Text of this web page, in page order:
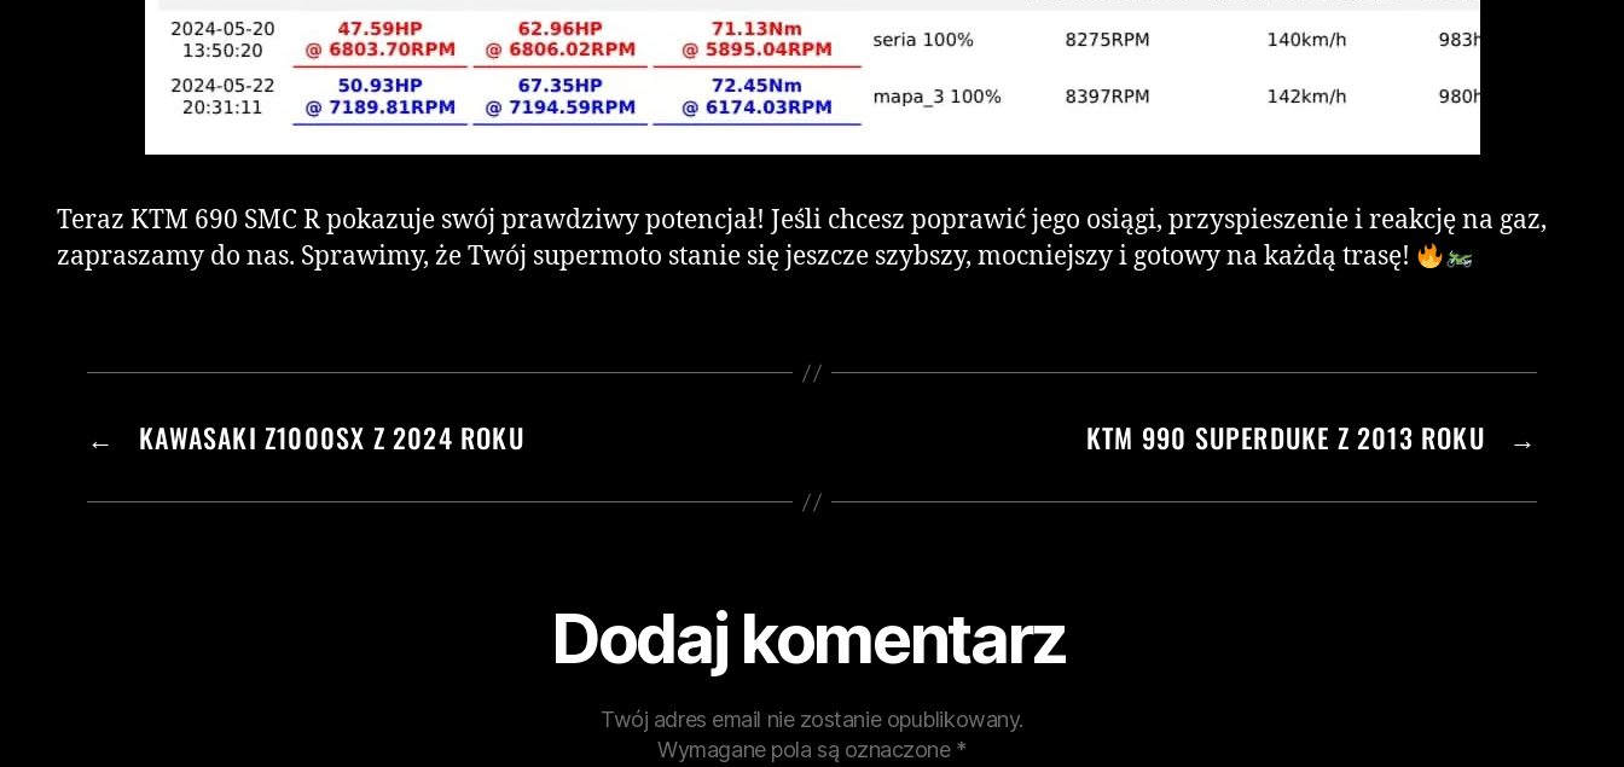
Teraz KTM 690 SMC R pokazuje swój prawdziwy potencjał! Jeśli chcesz poprawić jego osiągi, przyspieszenie i reakcję na gaz,
zapraszamy do nas. Sprawimy, że Twój supermoto stanie się jeszcze szybszy, mocniejszy i gotowy na każdą trasę!
← KAWASAKI Z1000SX Z 2024 ROKU →
KTM 990 SUPERDUKE Z 2013 ROKU
Dodaj komentarz
Twój adres email nie zostanie opublikowany.
Wymagane pola są oznaczone *